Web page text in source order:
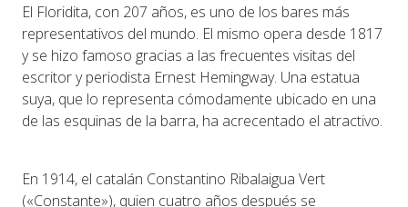
El Floridita, con 207 años, es uno de los bares más
representativos del mundo. El mismo opera desde 1817
y se hizo famoso gracias a las frecuentes visitas del
escritor y periodista Ernest Hemingway. Una estatua
suya, que lo representa cómodamente ubicado en una
de las esquinas de la barra, ha acrecentado el atractivo.
En 1914, el catalán Constantino Ribalaigua Vert
(«Constante»), quien cuatro años después se